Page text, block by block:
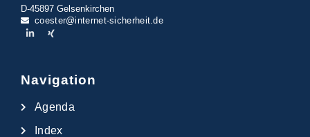
D-45897 Gelsenkirchen
coester@internet-sicherheit.de
Navigation
Agenda
Index